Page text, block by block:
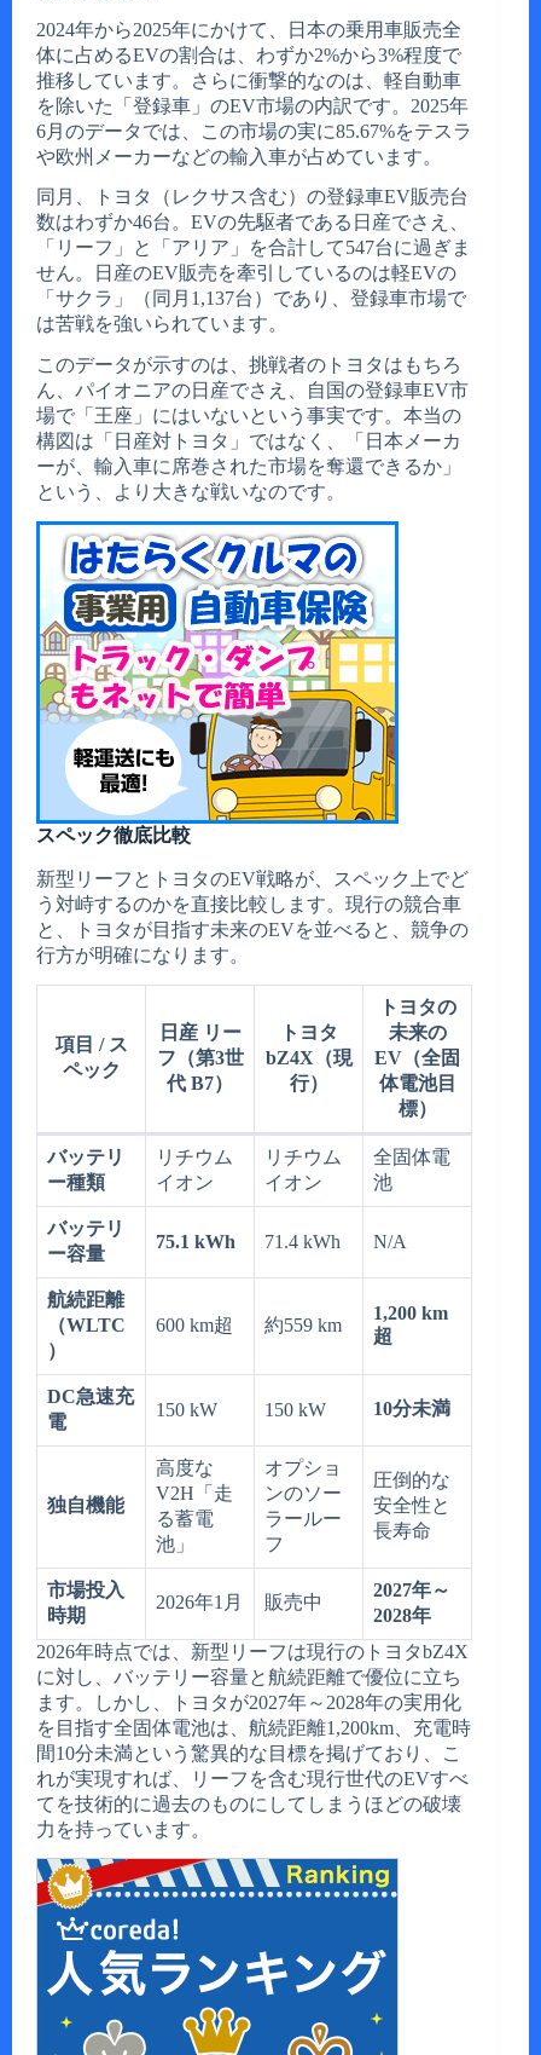
2024年から2025年にかけて、日本の乗用車販売全
体に占めるEVの割合は、わずか2%から3%程度で
推移しています。さらに衝撃的なのは、軽自動車
を除いた「登録車」のEV市場の内訳です。2025年
6月のデータでは、この市場の実に85.67%をテスラ
や欧州メーカーなどの輸入車が占めています。
同月、トヨタ（レクサス含む）の登録車EV販売台
数はわずか46台。EVの先駆者である日産でさえ、
「リーフ」と「アリア」を合計して547台に過ぎま
せん。日産のEV販売を牽引しているのは軽EVの
「サクラ」（同月1,137台）であり、登録車市場で
は苦戦を強いられています。
このデータが示すのは、挑戦者のトヨタはもちろ
ん、パイオニアの日産でさえ、自国の登録車EV市
場で「王座」にはいないという事実です。本当の
構図は「日産対トヨタ」ではなく、「日本メーカ
ーが、輸入車に席巻された市場を奪還できるか」
という、より大きな戦いなのです。
スペック徹底比較
新型リーフとトヨタのEV戦略が、スペック上でど
う対峙するのかを直接比較します。現行の競合車
と、トヨタが目指す未来のEVを並べると、競争の
行方が明確になります。
項目 / ス
ペック
日産 リー
フ（第3世
代 B7）
トヨタ
bZ4X（現
行）
トヨタの
未来の
EV（全固
体電池目
標）
バッテリ
ー種類
リチウム
イオン
リチウム
イオン
全固体電
池
バッテリ
ー容量
75.1 kWh 71.4 kWh N/A
航続距離
（WLTC
）
600 km超 約559 km
1,200 km
超
DC急速充
電
150 kW 150 kW 10分未満
独自機能
高度な
V2H「走
る蓄電
池」
オプショ
ンのソー
ラールー
フ
圧倒的な
安全性と
長寿命
市場投入
時期
2026年1月 販売中
2027年～
2028年
2026年時点では、新型リーフは現行のトヨタbZ4X
に対し、バッテリー容量と航続距離で優位に立ち
ます。しかし、トヨタが2027年～2028年の実用化
を目指す全固体電池は、航続距離1,200km、充電時
間10分未満という驚異的な目標を掲げており、こ
れが実現すれば、リーフを含む現行世代のEVすべ
てを技術的に過去のものにしてしまうほどの破壊
力を持っています。